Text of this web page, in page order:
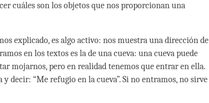
cuáles son los objetos que nos proporcionan una
explicado, es algo activo: nos muestra una dirección de
en los textos es la de una cueva: una cueva puede
mojarnos, pero en realidad tenemos que entrar en ella.
decir: “Me refugio en la cueva”. Si no entramos, no sirve